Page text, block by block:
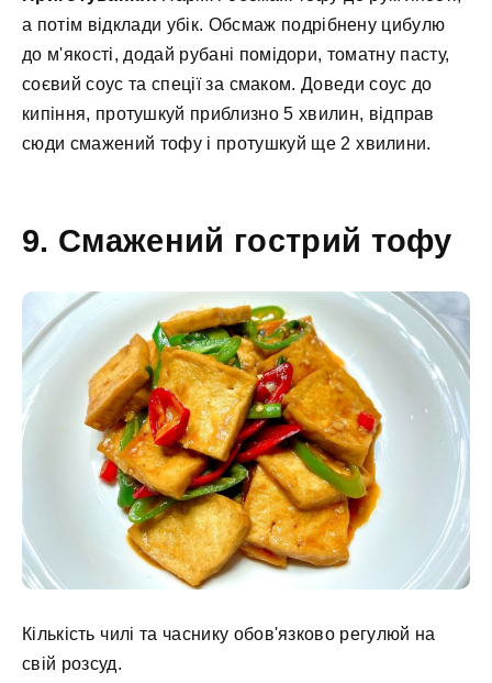
а потім відклади убік. Обсмаж подрібнену цибулю
до м'якості, додай рубані помідори, томатну пасту,
соєвий соус та спеції за смаком. Доведи соус до
кипіння, протушкуй приблизно 5 хвилин, відправ
сюди смажений тофу і протушкуй ще 2 хвилини.
9. Смажений гострий тофу
Кількість чилі та часнику обов'язково регулюй на
свій розсуд.